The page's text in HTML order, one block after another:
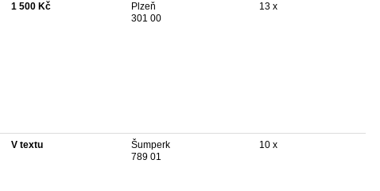
1 500 Kč
Plzeň
301 00
13 x
V textu
Šumperk
789 01
10 x